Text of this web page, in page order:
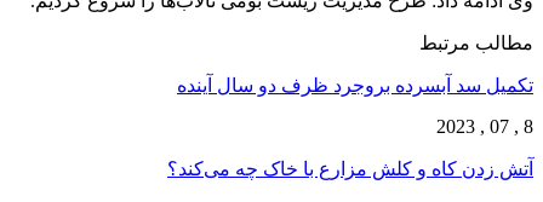
مطالب مرتبط
تکمیل سد آبسرده بروجرد ظرف دو سال آینده
8 , 07 , 2023
آتش زدن کاه و کلش مزارع با خاک چه می‌کند؟